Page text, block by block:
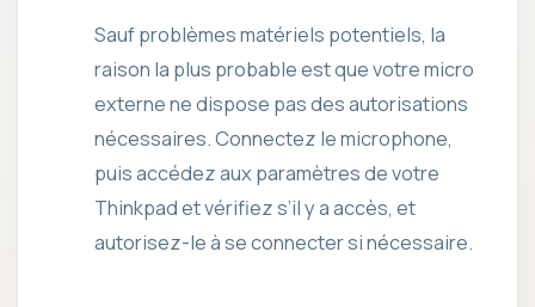
Sauf problèmes matériels potentiels, la
raison la plus probable est que votre micro
externe ne dispose pas des autorisations
nécessaires. Connectez le microphone,
puis accédez aux paramètres de votre
Thinkpad et vérifiez s’il y a accès, et
autorisez-le à se connecter si nécessaire.